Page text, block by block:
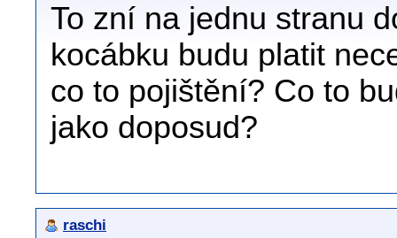
To zní na jednu stranu
kocábku budu platit
co to pojištění? Co to
jako doposud?
raschi